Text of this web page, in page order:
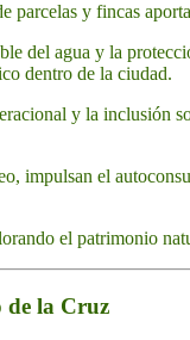
y fincas
del agua y la
dentro de la ciudad.
y la inclusión
impulsan el
el patrimonio
de la Cruz